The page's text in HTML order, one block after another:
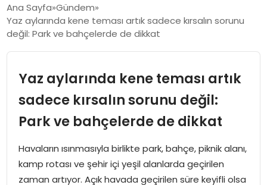
EKONOMI
SPOR
TEKNOLOJI
Ana Sayfa Gündem
Yaz aylarında kene teması artık sadece kırsalın sorunu
değil: Park ve bahçelerde de dikkat
Yaz aylarında kene teması artık
sadece kırsalın sorunu değil:
Park ve bahçelerde de dikkat
Havaların ısınmasıyla birlikte park, bahçe, piknik alanı,
kamp rotası ve şehir içi yeşil alanlarda geçirilen
zaman artıyor. Açık havada geçirilen süre keyifli olsa